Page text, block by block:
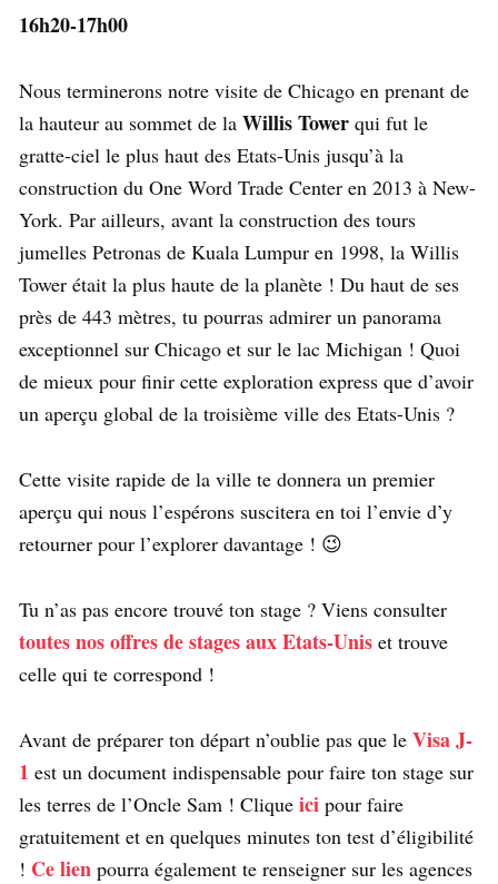
16h20-17h00
Nous terminerons notre visite de Chicago en prenant de
la hauteur au sommet de la Willis Tower qui fut le
gratte-ciel le plus haut des Etats-Unis jusqu’à la
construction du One Word Trade Center en 2013 à New-
York. Par ailleurs, avant la construction des tours
jumelles Petronas de Kuala Lumpur en 1998, la Willis
Tower était la plus haute de la planète ! Du haut de ses
près de 443 mètres, tu pourras admirer un panorama
exceptionnel sur Chicago et sur le lac Michigan ! Quoi
de mieux pour finir cette exploration express que d’avoir
un aperçu global de la troisième ville des Etats-Unis ?
Cette visite rapide de la ville te donnera un premier
aperçu qui nous l’espérons suscitera en toi l’envie d’y
retourner pour l’explorer davantage ! 😉
Tu n’as pas encore trouvé ton stage ? Viens consulter
toutes nos offres de stages aux Etats-Unis et trouve
celle qui te correspond !
Avant de préparer ton départ n’oublie pas que le Visa J-
1 est un document indispensable pour faire ton stage sur
les terres de l’Oncle Sam ! Clique ici pour faire
gratuitement et en quelques minutes ton test d’éligibilité
! Ce lien pourra également te renseigner sur les agences